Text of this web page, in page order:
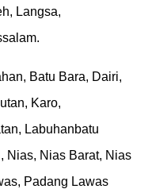
Langsa,
Batu Bara, Dairi,
Karo,
Labuhanbatu
Nias, Nias Barat, Nias
Padang Lawas